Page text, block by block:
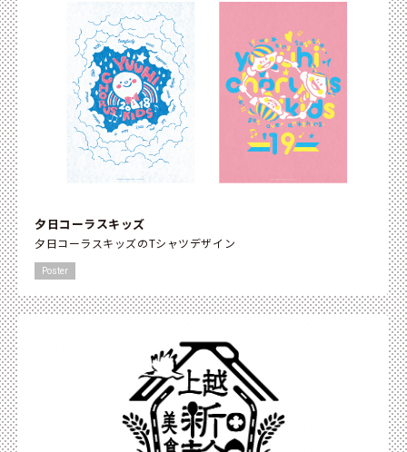
夕日コーラスキッズ
夕日コーラスキッズのTシャツデザイン
Poster